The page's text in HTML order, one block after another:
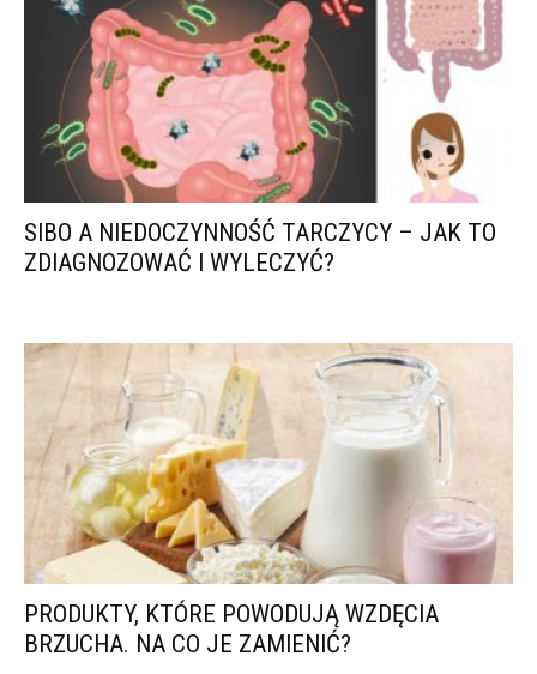
SIBO A NIEDOCZYNNOŚĆ TARCZYCY – JAK TO
ZDIAGNOZOWAĆ I WYLECZYĆ?
PRODUKTY, KTÓRE POWODUJĄ WZDĘCIA
BRZUCHA. NA CO JE ZAMIENIĆ?